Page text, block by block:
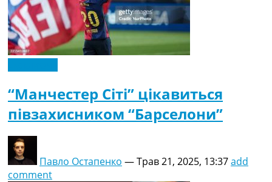
“Манчестер Сіті” цікавиться
півзахисником “Барселони”
Павло Остапенко —Трав 21, 2025, 13:37add
comment